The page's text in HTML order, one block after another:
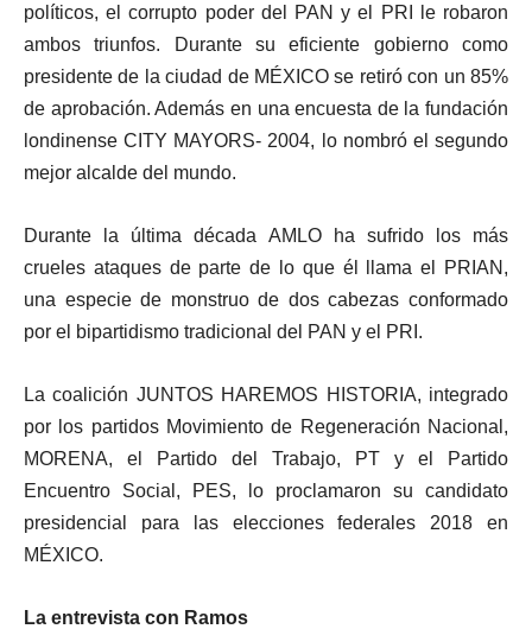
políticos, el corrupto poder del PAN y el PRI le robaron
ambos triunfos. Durante su eficiente gobierno como
presidente de la ciudad de MÉXICO se retiró con un 85%
de aprobación. Además en una encuesta de la fundación
londinense CITY MAYORS- 2004, lo nombró el segundo
mejor alcalde del mundo.
Durante la última década AMLO ha sufrido los más
crueles ataques de parte de lo que él llama el PRIAN,
una especie de monstruo de dos cabezas conformado
por el bipartidismo tradicional del PAN y el PRI.
La coalición JUNTOS HAREMOS HISTORIA, integrado
por los partidos Movimiento de Regeneración Nacional,
MORENA, el Partido del Trabajo, PT y el Partido
Encuentro Social, PES, lo proclamaron su candidato
presidencial para las elecciones federales 2018 en
MÉXICO.
La entrevista con Ramos